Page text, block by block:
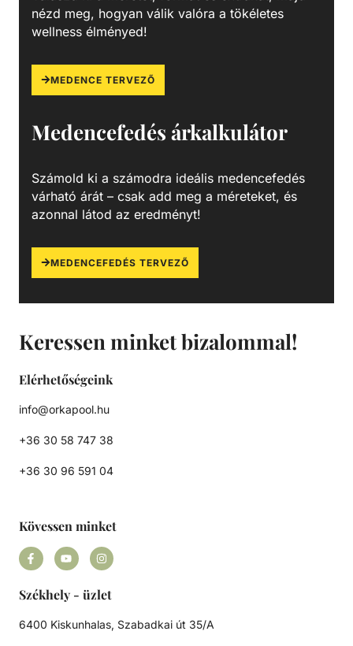
rozsdásodását, és megakadályozza annak az acél belső
rétegeibe történő haladását.
Keressen minket bizalommal!
Elérhetőségeink
info@orkapool.hu
+36 30 58 747 38
+36 30 96 591 04
Kövessen minket
Székhely - üzlet
6400 Kiskunhalas, Szabadkai út 35/A
nézd meg, hogyan válik valóra a tökéletes
wellness élményed!
MEDENCE TERVEZŐ
Medencefedés árkalkulátor
Számold ki a számodra ideális medencefedés
várható árát – csak add meg a méreteket, és
azonnal látod az eredményt!
MEDENCEFEDÉS TERVEZŐ